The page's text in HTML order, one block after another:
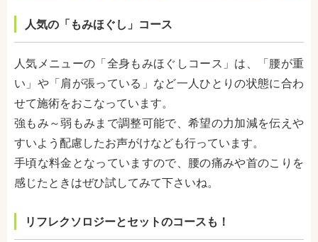
人気の「もみほぐし」コース
人気メニューの「全身もみほぐしコース」は、「腰が重
い」や「肩が張っている」など一人ひとりの状態に合わ
せて施術をおこなっています。
強もみ～弱もみまで調整可能で、希望の力加減を伝えや
すいよう配慮したお声がけなども行っています。
手頃な料金となっていますので、腰の痛みや首のこりを
感じたときはぜひ試してみて下さいね。
リフレクソロジーとセットのコースも！